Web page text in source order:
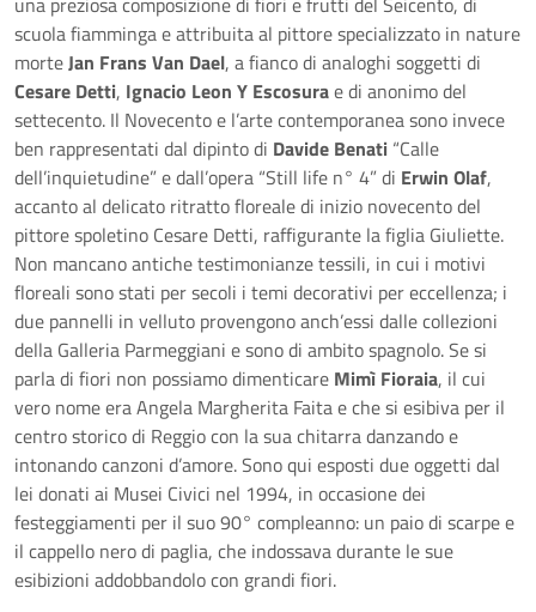
scuola fiamminga e attribuita al pittore specializzato in nature
morteJan Frans Van Dael, a fianco di analoghi soggetti di
Cesare Detti, Ignacio Leon Y Escosurae di anonimo del
settecento. Il Novecento e l’arte contemporanea sono invece
ben rappresentati dal dipinto di Davide Benati “Calle
dell’inquietudine” e dall’opera “Still life n° 4” di Erwin Olaf,
accanto al delicato ritratto floreale di inizio novecento del
pittore spoletino Cesare Detti, raffigurante la figlia Giuliette.
Non mancano antiche testimonianze tessili, in cui i motivi
floreali sono stati per secoli i temi decorativi per eccellenza; i
due pannelli in velluto provengono anch’essi dalle collezioni
della Galleria Parmeggiani e sono di ambito spagnolo. Se si
parla di fiori non possiamo dimenticare Mimì Fioraia, il cui
vero nome era Angela Margherita Faita e che si esibiva per il
centro storico di Reggio con la sua chitarra danzando e
intonando canzoni d’amore. Sono qui esposti due oggetti dal
lei donati ai Musei Civici nel 1994, in occasione dei
festeggiamenti per il suo 90° compleanno: un paio di scarpe e
il cappello nero di paglia, che indossava durante le sue
esibizioni addobbandolo con grandi fiori.